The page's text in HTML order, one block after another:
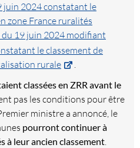
juin 2024 constatant le
zone France ruralités
19 juin 2024 modifiant
le classement de
rurale
classées en ZRR avant le
pas les conditions pour être
ministre a annoncé, le
pourront continuer à
à leur ancien classement